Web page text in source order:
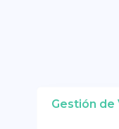
Gestión de